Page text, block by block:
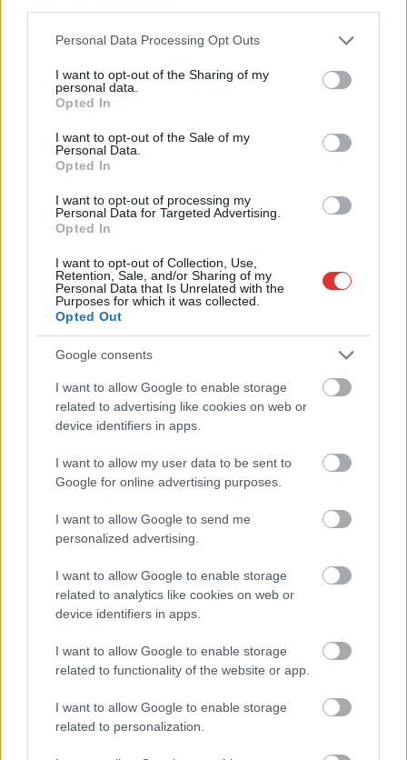
Please note that this website/app uses one or more Google
not limited to your visit or usage behaviour. You may click to
grant or deny consent to Google and its third-party tags to
use your data for below specified purposes in below Google
consent section.
Personal Data Processing Opt Outs
I want to opt-out of the Sharing of my
personal data.
Opted In
I want to opt-out of the Sale of my
Personal Data.
Opted In
I want to opt-out of processing my
Personal Data for Targeted Advertising.
Opted In
I want to opt-out of Collection, Use,
Retention, Sale, and/or Sharing of my
Personal Data that Is Unrelated with the
Purposes for which it was collected.
Opted Out
Google consents
I want to allow Google to enable storage
related to advertising like cookies on web or
device identifiers in apps.
I want to allow my user data to be sent to
Google for online advertising purposes.
I want to allow Google to send me
personalized advertising.
I want to allow Google to enable storage
related to analytics like cookies on web or
device identifiers in apps.
I want to allow Google to enable storage
related to functionality of the website or app.
I want to allow Google to enable storage
related to personalization.
JNSZ megyei hírek
2026.08.05. szol24.hu
Tánccal, zeneszóval és vásárral telik meg
Jászberény, indul a Csángó Fesztivál
Ismét a Kárpát-medencei folklór és a hagyományőrzés
központjává válik Jászberény, ma indul a XXXIV. Csángó
Fesztivált....